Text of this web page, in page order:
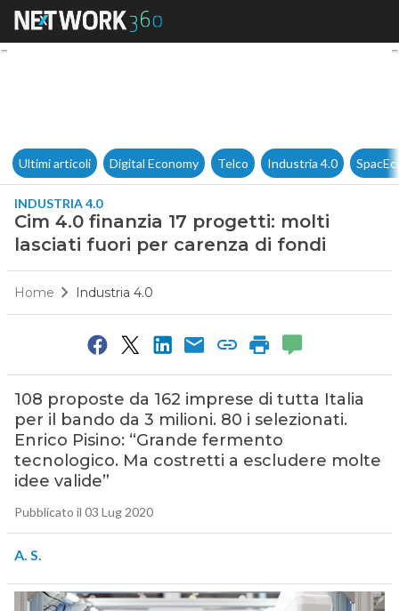
Cim 4.0 finanzia 17 progetti:
Ultimi articoli Digital Economy Telco Industria 4.0
INDUSTRIA 4.0
Cim 4.0 finanzia 17 progetti: molti
lasciati fuori per carenza di fondi
Home Industria 4.0
108 proposte da 162 imprese di tutta Italia
per il bando da 3 milioni. 80 i selezionati.
Enrico Pisino: “Grande fermento
tecnologico. Ma costretti a escludere molte
idee valide”
Pubblicato il 03 Lug 2020
A. S.